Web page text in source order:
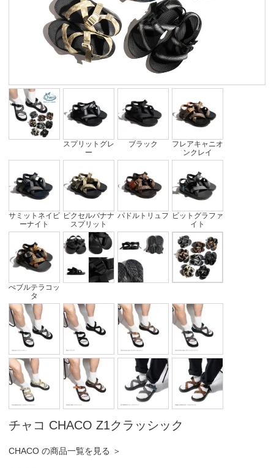
スプリットグレ
ー
ブラック
フレアキャニオ
ンクレイ
サミットネイビ
ーナイト
ピクセルバナナ
スプリット
パドルトリュフ ビットグラファ
イト
ぺブルテラコッ
タ
チャコ CHACO Z1クラッシック
CHACO の商品一覧を見る ＞